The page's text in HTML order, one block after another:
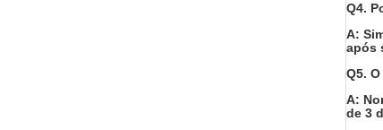
Q4.
A:
após
Q5.
A:
de 3